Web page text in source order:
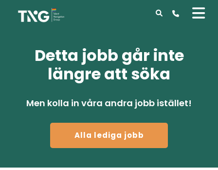
Detta jobb går inte
längre att söka
Men kolla in våra andra jobb istället!
Alla lediga jobb